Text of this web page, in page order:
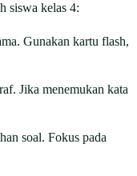
siswa kelas 4:
Gunakan kartu flash,
Jika menemukan kata
soal. Fokus pada